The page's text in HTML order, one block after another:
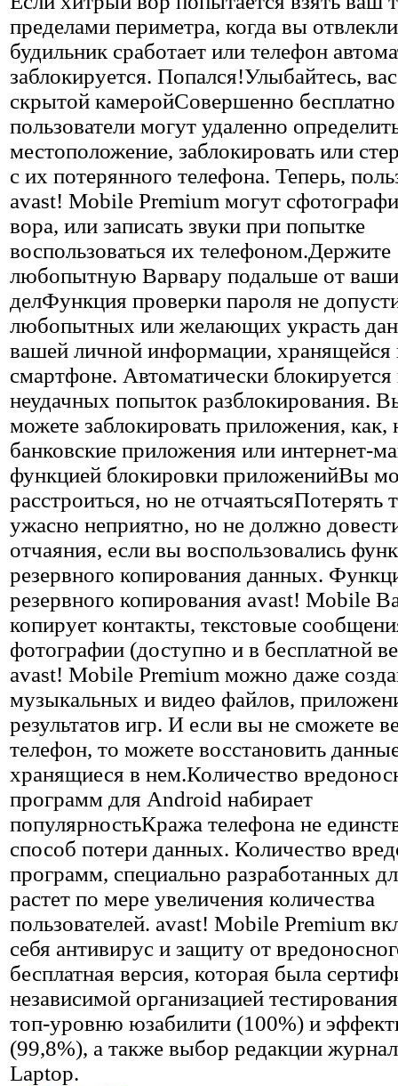
пределами периметра, когда вы
будильник сработает или телефон
заблокируется. Попался!Улыбайтесь,
скрытой камеройСовершенно бесплатно
пользователи могут удаленно
местоположение, заблокировать или
с их потерянного телефона. Теперь,
avast! Mobile Premium могут
вора, или записать звуки при попытке
воспользоваться их телефоном.Держите
любопытную Варвару подальше от
делФункция проверки пароля не
любопытных или желающих украсть
вашей личной информации, хранящейся
смартфоне. Автоматически блокируется
неудачных попыток разблокирования.
можете заблокировать приложения, как,
банковские приложения или интернет-
функцией блокировки приложенийВы
расстроиться, но не отчаятьсяПотерять
ужасно неприятно, но не должно
отчаяния, если вы воспользовались
резервного копирования данных.
резервного копирования avast! Mobile
копирует контакты, текстовые
фотографии (доступно и в бесплатной
avast! Mobile Premium можно даже
музыкальных и видео файлов,
результатов игр. И если вы не сможете
телефон, то можете восстановить
хранящиеся в нем.Количество
программ для Android набирает
популярностьКража телефона не
способ потери данных. Количество
программ, специально разработанных
растет по мере увеличения количества
пользователей. avast! Mobile Premium
себя антивирус и защиту от
бесплатная версия, которая была
независимой организацией
топ-уровню юзабилити (100%) и
(99,8%), а также выбор редакции
Laptop.